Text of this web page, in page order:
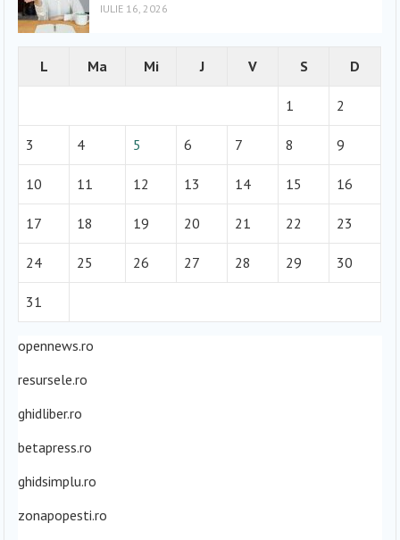
IULIE 16, 2026
L Ma Mi J V S D
1 2
3 4 5 6 7 8 9
10 11 12 13 14 15 16
17 18 19 20 21 22 23
24 25 26 27 28 29 30
31
opennews.ro
resursele.ro
ghidliber.ro
betapress.ro
ghidsimplu.ro
zonapopesti.ro